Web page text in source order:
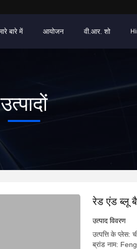
बारे में आयोजन वी.आर. शो
उत्पादों
रेड एंड ब्लू
उत्पाद विवरण
उत्पत्ति के प्लेस:
ब्रांड नाम: